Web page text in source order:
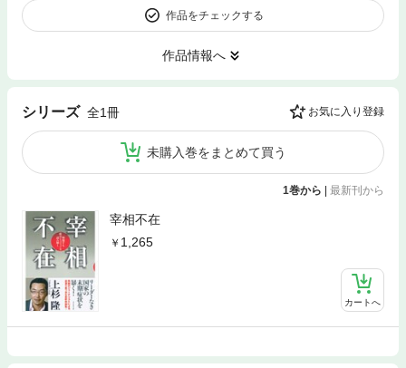
作品をチェックする
作品情報へ
シリーズ 全1冊 お気に入り登録
未購入巻をまとめて買う
1巻から | 最新刊から
宰相不在
1,265
カートへ